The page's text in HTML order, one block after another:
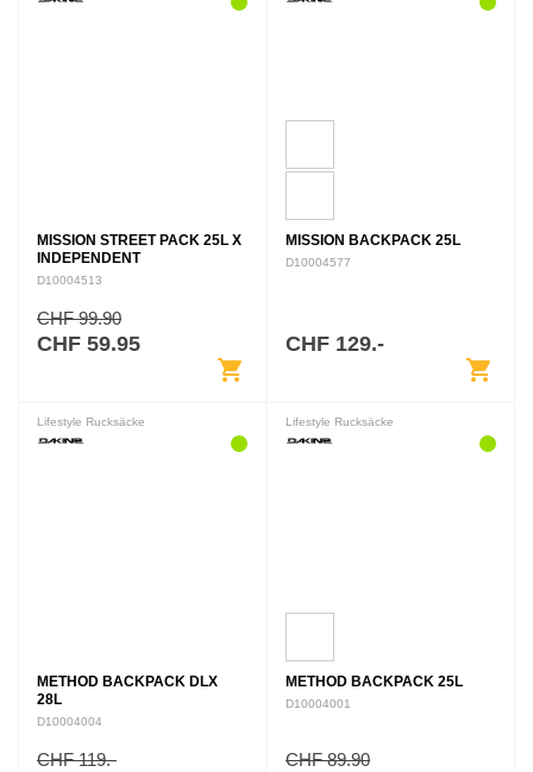
MISSION STREET PACK 25L X
INDEPENDENT
D10004513
CHF 99.90
CHF 59.95
shopping_cart
MISSION BACKPACK 25L
D10004577
CHF 129.-
shopping_cart
Lifestyle Rucksäcke
METHOD BACKPACK DLX
28L
D10004004
CHF 119.-
Lifestyle Rucksäcke
METHOD BACKPACK 25L
D10004001
CHF 89.90